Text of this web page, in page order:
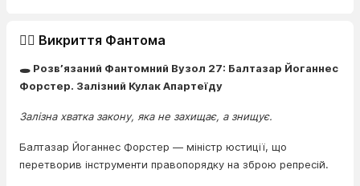
🕵️‍♂️ Викриття Фантома
🕳️ Розв’язаний Фантомний Вузол 27: Балтазар Йоганнес
Форстер. Залізний Кулак Апартеїду
Залізна хватка закону, яка не захищає, а знищує.
Балтазар Йоганнес Форстер — міністр юстиції, що
перетворив інструменти правопорядку на зброю репресій.